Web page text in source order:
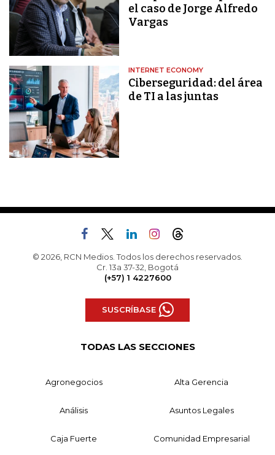
el caso de Jorge Alfredo
Vargas
INTERNET ECONOMY
Ciberseguridad: del área
de TI a las juntas
© 2026, RCN Medios. Todos los derechos reservados.
Cr. 13a 37-32, Bogotá
(+57) 1 4227600
SUSCRÍBASE
TODAS LAS SECCIONES
Agronegocios Alta Gerencia
Análisis Asuntos Legales
Caja Fuerte Comunidad Empresarial